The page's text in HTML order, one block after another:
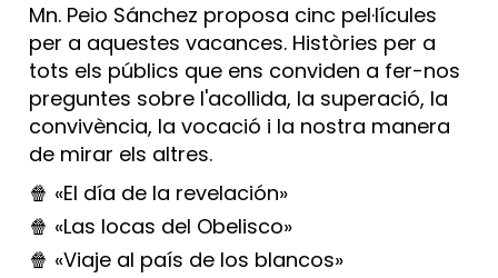
Mn. Peio Sánchez proposa cinc pel·lícules
per a aquestes vacances. Històries per a
tots els públics que ens conviden a fer-nos
preguntes sobre l'acollida, la superació, la
convivència, la vocació i la nostra manera
de mirar els altres.
🍿 «El día de la revelación»
🍿 «Las locas del Obelisco»
🍿 «Viaje al país de los blancos»